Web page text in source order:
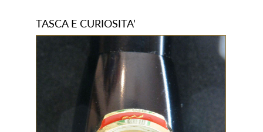
TASCA E CURIOSITA’